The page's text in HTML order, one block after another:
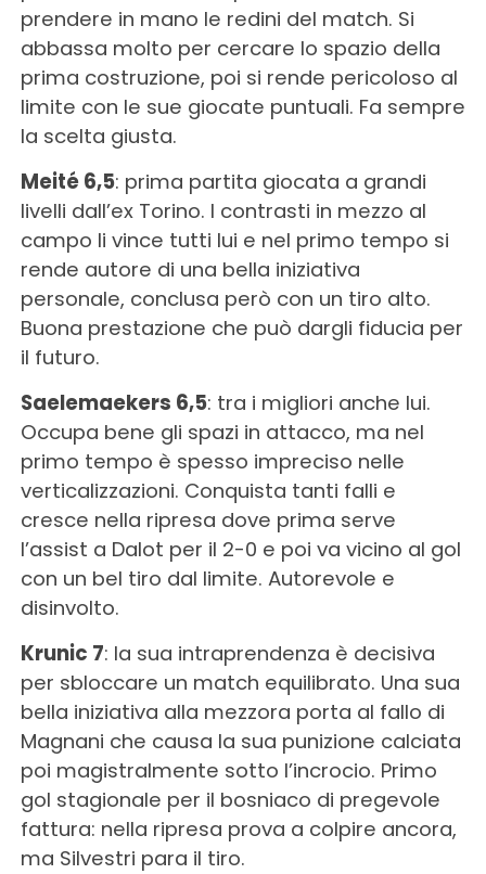
prendere in mano le redini del match. Si
abbassa molto per cercare lo spazio della
prima costruzione, poi si rende pericoloso al
limite con le sue giocate puntuali. Fa sempre
la scelta giusta.
Meité 6,5: prima partita giocata a grandi
livelli dall’ex Torino. I contrasti in mezzo al
campo li vince tutti lui e nel primo tempo si
rende autore di una bella iniziativa
personale, conclusa però con un tiro alto.
Buona prestazione che può dargli fiducia per
il futuro.
Saelemaekers 6,5: tra i migliori anche lui.
Occupa bene gli spazi in attacco, ma nel
primo tempo è spesso impreciso nelle
verticalizzazioni. Conquista tanti falli e
cresce nella ripresa dove prima serve
l’assist a Dalot per il 2-0 e poi va vicino al gol
con un bel tiro dal limite. Autorevole e
disinvolto.
Krunic 7: la sua intraprendenza è decisiva
per sbloccare un match equilibrato. Una sua
bella iniziativa alla mezzora porta al fallo di
Magnani che causa la sua punizione calciata
poi magistralmente sotto l’incrocio. Primo
gol stagionale per il bosniaco di pregevole
fattura: nella ripresa prova a colpire ancora,
ma Silvestri para il tiro.